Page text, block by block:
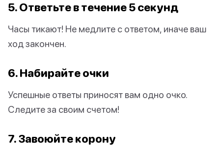
5. Ответьте в течение 5 секунд
Часы тикают! Не медлите с ответом, иначе ваш
ход закончен.
6. Набирайте очки
Успешные ответы приносят вам одно очко.
Следите за своим счетом!
7. Завоюйте корону